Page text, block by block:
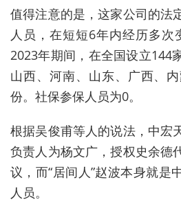
值得注意的是，这家公司的法
人员，在短短6年内经历多次
2023年期间，在全国设立144
山西、河南、山东、广西、
份。社保参保人员为0。
根据吴俊甫等人的说法，中宏
负责人为杨文广，授权史余德
议，而“居间人”赵波本身就是
人员。